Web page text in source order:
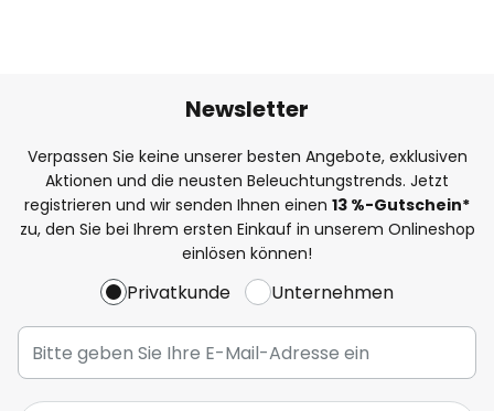
Newsletter
Verpassen Sie keine unserer besten Angebote, exklusiven
Aktionen und die neusten Beleuchtungstrends. Jetzt
registrieren und wir senden Ihnen einen 13 %-Gutschein*
zu, den Sie bei Ihrem ersten Einkauf in unserem Onlineshop
einlösen können!
Privatkunde Unternehmen